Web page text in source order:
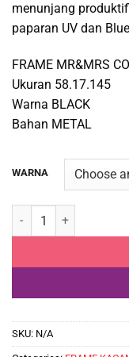
menunjang
paparan UV dan
FRAME MR&MRS
Ukuran 58.17.145
Warna BLACK
Bahan METAL
WARNA
MR&MRS COOL 59131
SKU: N/A